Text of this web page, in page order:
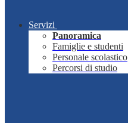
Servizi
Panoramica
Famiglie e studenti
Personale scolastico
Percorsi di studio